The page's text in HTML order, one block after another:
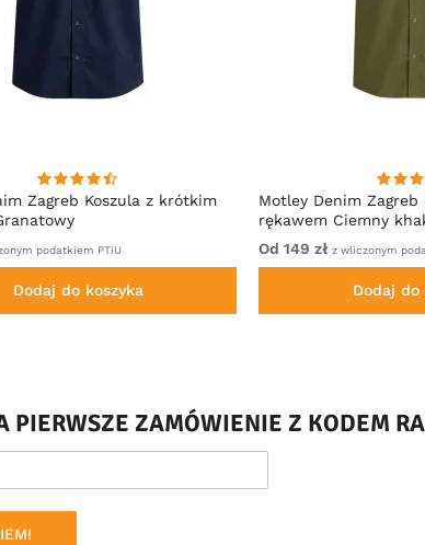
Zagreb Koszula z krótkim
podatkiem PTiU
Dodaj do koszyka
Motley Denim
rękawem Ciemny
Od 149 zł z wliczonym
Dodaj do
PIERWSZE ZAMÓWIENIE Z KODEM